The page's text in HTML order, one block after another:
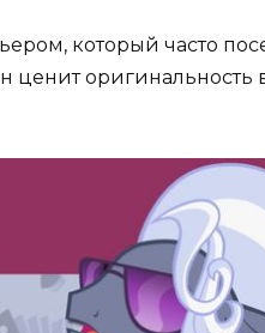
который часто
ценит оригинальность